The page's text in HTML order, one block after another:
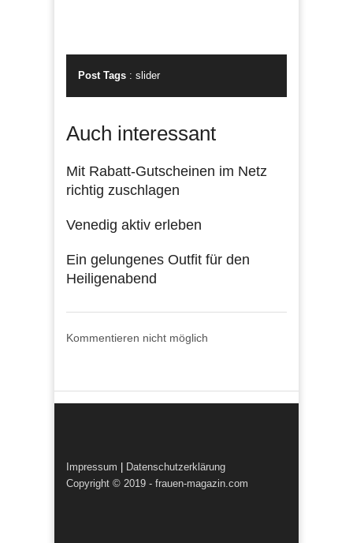
Post Tags : slider
Auch interessant
Mit Rabatt-Gutscheinen im Netz
richtig zuschlagen
Venedig aktiv erleben
Ein gelungenes Outfit für den
Heiligenabend
Kommentieren nicht möglich
Impressum
Datenschutzerklärung
Copyright © 2019 - frauen-magazin.com